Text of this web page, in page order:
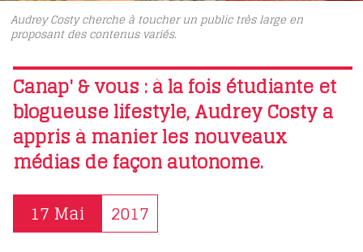
Audrey Costy cherche à toucher un public très large en
proposant des contenus variés.
Canap' & vous : à la fois étudiante et
blogueuse lifestyle, Audrey Costy a
appris à manier les nouveaux
médias de façon autonome.
17 Mai 2017